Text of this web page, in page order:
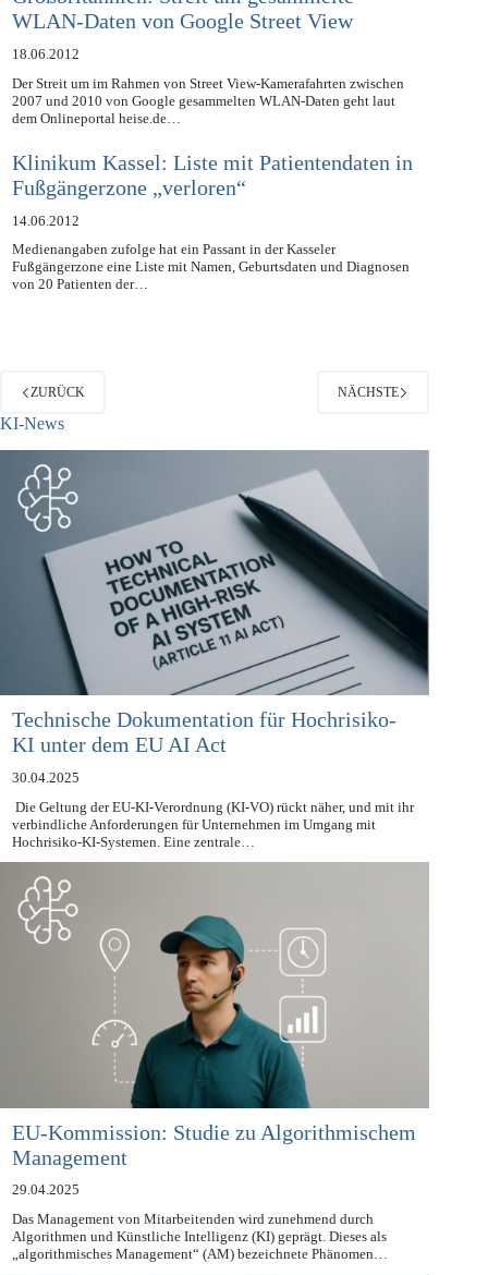
Großbritannien: Streit um gesammelte
WLAN-Daten von Google Street View
18.06.2012
Der Streit um im Rahmen von Street View-Kamerafahrten zwischen
2007 und 2010 von Google gesammelten WLAN-Daten geht laut
Klinikum Kassel: Liste mit Patientendaten in
Fußgängerzone „verloren“
14.06.2012
Medienangaben zufolge hat ein Passant in der Kasseler
Fußgängerzone eine Liste mit Namen, Geburtsdaten und Diagnosen
ZURÜCK
KI-News
Technische Dokumentation für Hochrisiko-
KI unter dem EU AI Act
30.04.2025
Die Geltung der EU-KI-Verordnung (KI-VO) rückt näher, und mit ihr
verbindliche Anforderungen für Unternehmen im Umgang mit
Hochrisiko-KI-Systemen. Eine zentrale…
EU-Kommission: Studie zu Algorithmischem
Management
29.04.2025
Das Management von Mitarbeitenden wird zunehmend durch
Algorithmen und Künstliche Intelligenz (KI) geprägt. Dieses als